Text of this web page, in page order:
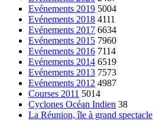
Evénements 2019 5004
Evénements 2018 4111
Evénements 2017 6634
Evénements 2015 7960
Evénements 2016 7114
Evénements 2014 6519
Evénements 2013 7573
Evénements 2012 4987
Courses 2011 5014
Cyclones Océan Indien 38
La Réunion, île à grand spectacle